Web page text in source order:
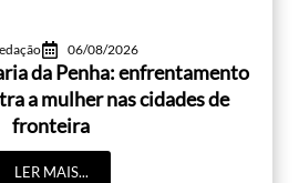
06/08/2026
da Penha: enfrentamento
a mulher nas cidades de
fronteira
LER MAIS...